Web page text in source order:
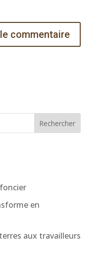
Rechercher
en
aux travailleurs